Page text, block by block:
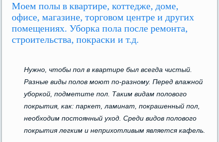
Моем полы в квартире, коттедже, доме,
офисе, магазине, торговом центре и других
помещениях. Уборка пола после ремонта,
строительства, покраски и т.д.
Нужно, чтобы пол в квартире был всегда чистый.
Разные виды полов моют по-разному. Перед влажной
уборкой, подметите пол. Таким видам полового
покрытия, как: паркет, ламинат, покрашенный пол,
необходим постоянный уход. Среди видов полового
покрытия легким и неприхотливым является кафель.